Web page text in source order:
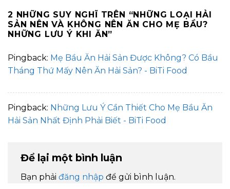
2 NHỮNG SUY NGHĨ TRÊN “NHỮNG LOẠI HẢI
SẢN NÊN VÀ KHÔNG NÊN ĂN CHO MẸ BẦU?
NHỮNG LƯU Ý KHI ĂN ”
Pingback: Mẹ Bầu Ăn Hải Sản Được Không? Có Bầu
Tháng Thứ Mấy Nên Ăn Hải Sản? - BiTi Food
Pingback: Những Lưu Ý Cần Thiết Cho Mẹ Bầu Ăn
Hải Sản Nhất Định Phải Biết - BiTi Food
Để lại một bình luận
Bạn phải đăng nhập để gửi bình luận.